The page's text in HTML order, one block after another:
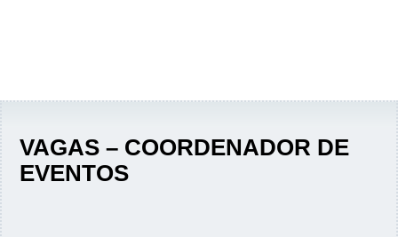
VAGAS – COORDENADOR DE
EVENTOS